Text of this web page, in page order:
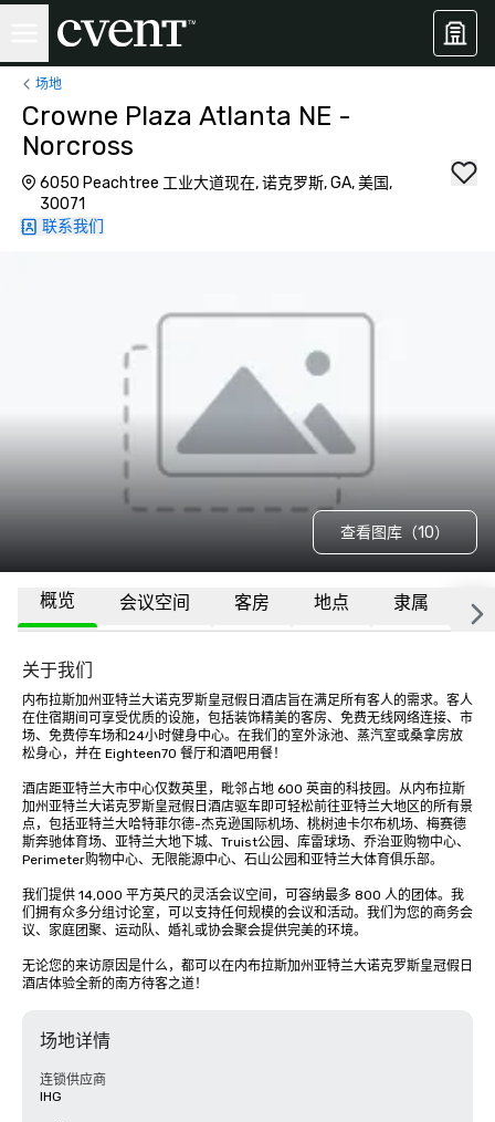
场地
Crowne Plaza Atlanta NE -
Norcross
6050 Peachtree 工业大道现在, 诺克罗斯, GA, 美国,
30071
联系我们
查看图库（10）
概览 会议空间 客房 地点 隶属 更
关于我们
内布拉斯加州亚特兰大诺克罗斯皇冠假日酒店旨在满足所有客人的需求。客人
在住宿期间可享受优质的设施，包括装饰精美的客房、免费无线网络连接、市
场、免费停车场和24小时健身中心。在我们的室外泳池、蒸汽室或桑拿房放
松身心，并在 Eighteen70 餐厅和酒吧用餐！
酒店距亚特兰大市中心仅数英里，毗邻占地 600 英亩的科技园。从内布拉斯
加州亚特兰大诺克罗斯皇冠假日酒店驱车即可轻松前往亚特兰大地区的所有景
点，包括亚特兰大哈特菲尔德-杰克逊国际机场、桃树迪卡尔布机场、梅赛德
斯奔驰体育场、亚特兰大地下城、Truist公园、库雷球场、乔治亚购物中心、
Perimeter购物中心、无限能源中心、石山公园和亚特兰大体育俱乐部。
我们提供 14,000 平方英尺的灵活会议空间，可容纳最多 800 人的团体。我
们拥有众多分组讨论室，可以支持任何规模的会议和活动。我们为您的商务会
议、家庭团聚、运动队、婚礼或协会聚会提供完美的环境。
无论您的来访原因是什么，都可以在内布拉斯加州亚特兰大诺克罗斯皇冠假日
酒店体验全新的南方待客之道！
场地详情
连锁供应商
IHG